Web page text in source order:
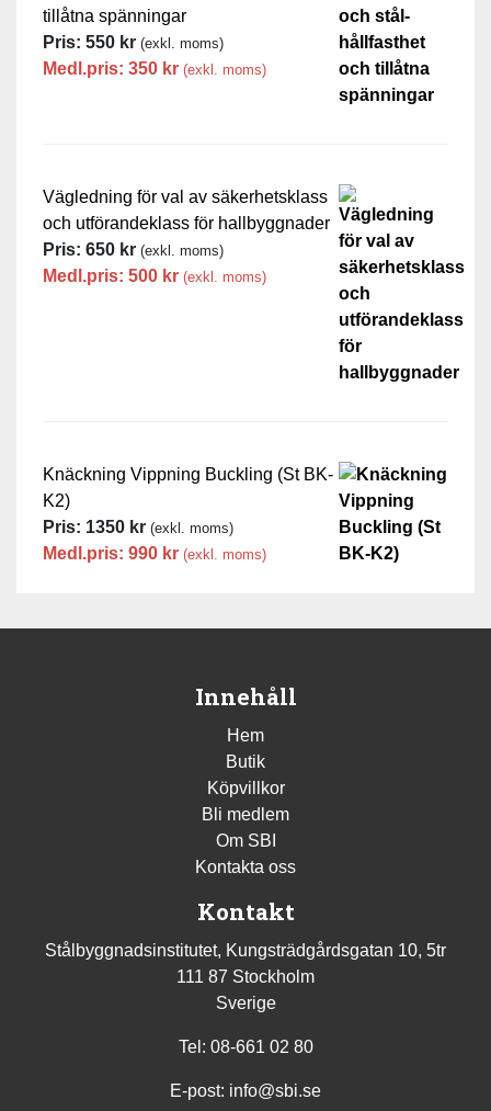
tillåtna spänningar
Pris: 550 kr (exkl. moms)
Medl.pris: 350 kr (exkl. moms)
Vägledning för val av säkerhetsklass
och utförandeklass för hallbyggnader
Pris: 650 kr (exkl. moms)
Medl.pris: 500 kr (exkl. moms)
Knäckning Vippning Buckling (St BK-
K2)
Pris: 1350 kr (exkl. moms)
Medl.pris: 990 kr (exkl. moms)
Innehåll
Hem
Butik
Köpvillkor
Bli medlem
Om SBI
Kontakta oss
Kontakt
Stålbyggnadsinstitutet, Kungsträdgårdsgatan 10, 5tr
111 87 Stockholm
Sverige
Tel: 08-661 02 80
E-post: info@sbi.se